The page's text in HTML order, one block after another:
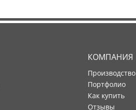
КОМПАНИЯ
производство
портфолио
как купить
отзывы